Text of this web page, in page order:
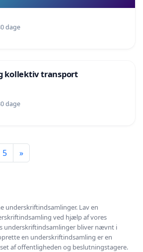
dage
kollektiv transport
dage
5 »
underskriftindsamlinger. Lav en
ved hjælp af vores
underskriftindsamlinger bliver nævnt i
en underskriftindsamling er en
af offentligheden og beslutningstagere.